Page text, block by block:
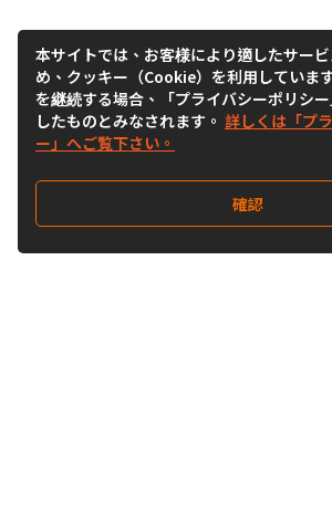
本サイトでは、お客様により適したサー
め、クッキー（Cookie）を利用していま
を継続する場合、「プライバシーポリシ
したものとみなされます。 詳しくは「プ
ー」へご覧下さい。
確認